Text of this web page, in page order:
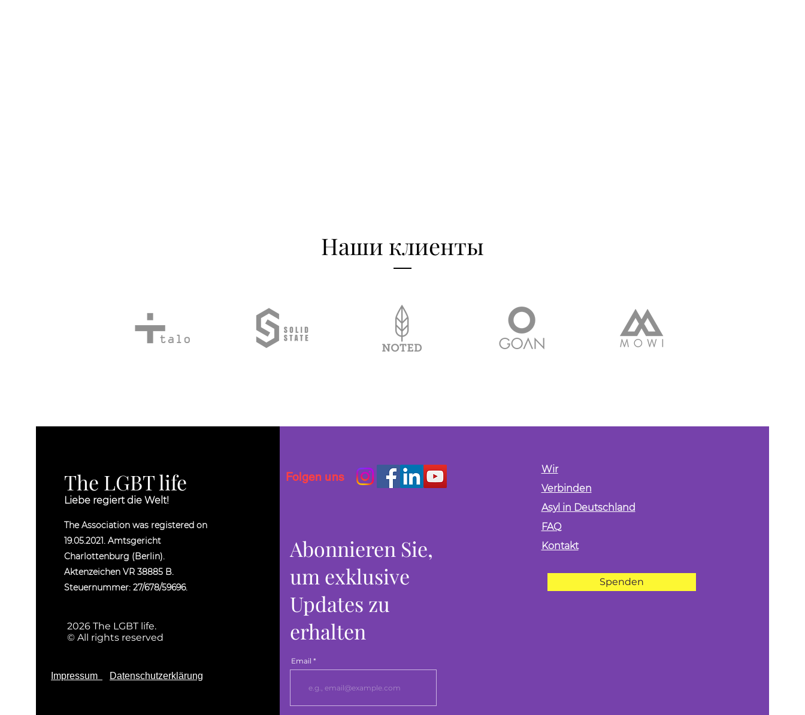
Наши клиенты
The LGBT life
Liebe regiert die Welt!
The Association was registered on
19.05.2021. Amtsgericht
Charlottenburg (Berlin).
Aktenzeichen VR 38885 B.
Steuernummer: 27/678/59696.
2026 The LGBT life.
© All rights reserved
Impressum Datenschutzerklärung
Folgen uns
Abonnieren Sie,
um exklusive
Updates zu
erhalten
Email
Wir
Verbinden
Asyl in Deutschland
FAQ
Kontakt
Spenden